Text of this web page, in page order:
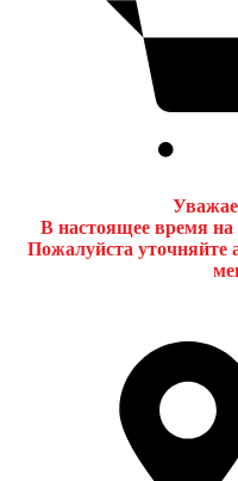
В настоящее время на
Пожалуйста уточняйте